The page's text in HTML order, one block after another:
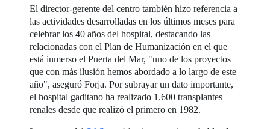
El director-gerente del centro también hizo referencia a
las actividades desarrolladas en los últimos meses para
celebrar los 40 años del hospital, destacando las
relacionadas con el Plan de Humanización en el que
está inmerso el Puerta del Mar, "uno de los proyectos
que con más ilusión hemos abordado a lo largo de este
año", aseguró Forja. Por subrayar un dato importante,
el hospital gaditano ha realizado 1.600 transplantes
renales desde que realizó el primero en 1982.